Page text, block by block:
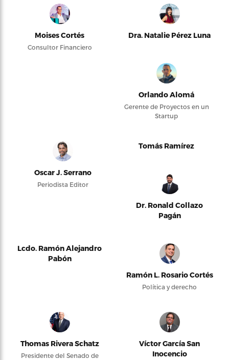
Moises Cortés
Consultor Financiero
Dra. Natalie Pérez Luna
Orlando Alomá
Gerente de Proyectos en un
Startup
Oscar J. Serrano
Periodista Editor
Tomás Ramírez
Dr. Ronald Collazo
Pagán
Lcdo. Ramón Alejandro
Pabón
Ramón L. Rosario Cortés
Política y derecho
Thomas Rivera Schatz
Presidente del Senado de
Víctor García San
Inocencio